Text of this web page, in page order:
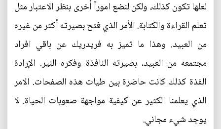
لعلها تكون كذلك، ولكن لنضع اموراً أخرى بنظر الاعتبار مثل
تعلم القراءة والكتابة. الأمر الذي فتح بصيرته أكثر من غيره
من العبيد. وهذا ما تميز به فريدريك عن باقي افراد
مجتمعه من العبيد، بصيرته النافذة وفكره النير. الإرادة
الفذة كذلك كانت حاضرة بين طيات هذه الصفحات. الامر
الذي يعلمنا الكثير عن كيفية مواجهة صعوبات الحياة. لا
يوجد شيء مجاني.